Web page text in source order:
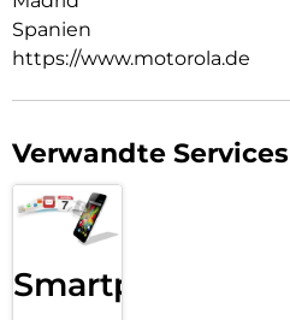
Spanien
https://www.motorola.de
Verwandte Services
Smartphone